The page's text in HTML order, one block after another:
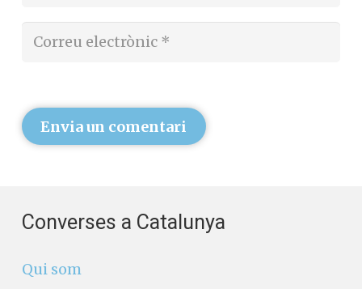
Envia un comentari
Converses a Catalunya
Qui som